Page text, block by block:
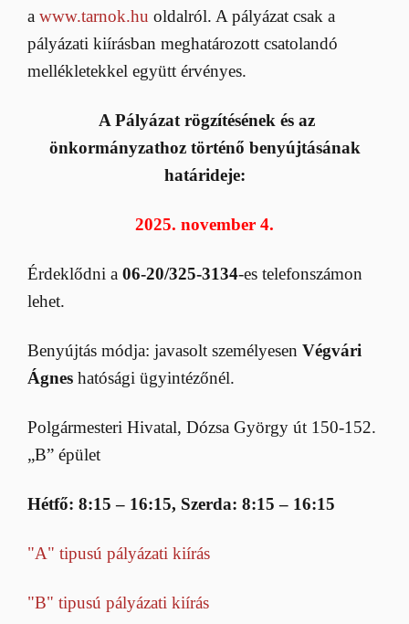
a www.tarnok.hu oldalról. A pályázat csak a
pályázati kiírásban meghatározott csatolandó
mellékletekkel együtt érvényes.
A Pályázat rögzítésének és az
önkormányzathoz történő benyújtásának
határideje:
2025. november 4.
Érdeklődni a 06-20/325-3134-es telefonszámon
lehet.
Benyújtás módja: javasolt személyesen Végvári
Ágnes hatósági ügyintézőnél.
Polgármesteri Hivatal, Dózsa György út 150-152.
„B” épület
Hétfő: 8:15 – 16:15, Szerda: 8:15 – 16:15
"A" tipusú pályázati kiírás
"B" tipusú pályázati kiírás